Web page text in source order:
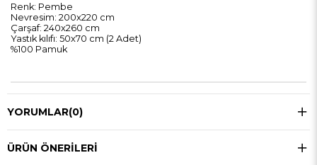
Renk: Pembe
Nevresim: 200x220 cm
Çarşaf: 240x260 cm
Yastık kılıfı: 50x70 cm (2 Adet)
%100 Pamuk
YORUMLAR(0)
ÜRÜN ÖNERILERI